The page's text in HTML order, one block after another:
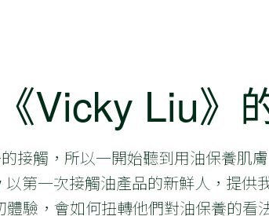
Vicky Liu》
接觸，所以一開始聽到用油保養肌
第一次接觸油產品的新鮮人，提供
驗，會如何扭轉他們對油保養的看